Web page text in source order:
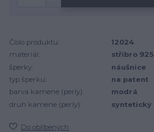
Číslo produktu:
12024
materiál:
stříbro 925
šperky:
náušnice
typ šperku:
na patent
barva kamene (perly):
modrá
druh kamene (perly):
syntetický
Do oblíbených